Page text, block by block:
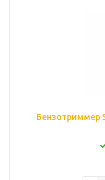
Бензотриммер